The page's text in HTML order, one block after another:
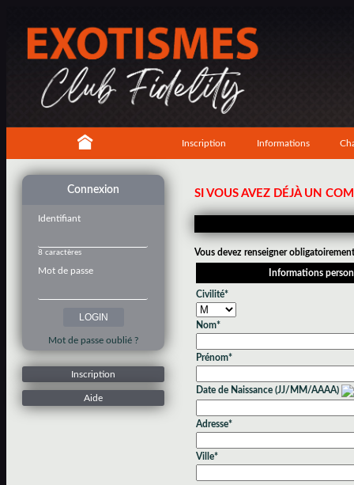
Inscription Informations
Connexion
Identifiant
8 caractères
Mot de passe
Mot de passe oublié ?
Inscription
Aide
SI VOUS AVEZ DÉJÀ UN
Vous devez renseigner
Informations
Civilité*
Nom*
Prénom*
Date de Naissance (JJ/MM/AAAA)
Adresse*
Ville*